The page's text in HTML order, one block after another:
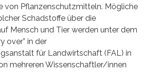
von Pflanzenschutzmitteln. Mögliche
Schadstoffe über die
Mensch und Tier werden unter dem
over” in der
für Landwirtschaft (FAL) in
mehreren Wissenschaftler/innen